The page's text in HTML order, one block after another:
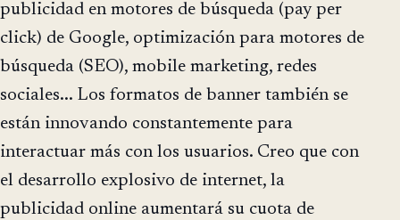
publicidad en motores de búsqueda (pay per
click) de Google, optimización para motores de
búsqueda (SEO), mobile marketing, redes
sociales... Los formatos de banner también se
están innovando constantemente para
interactuar más con los usuarios. Creo que con
el desarrollo explosivo de internet, la
publicidad online aumentará su cuota de